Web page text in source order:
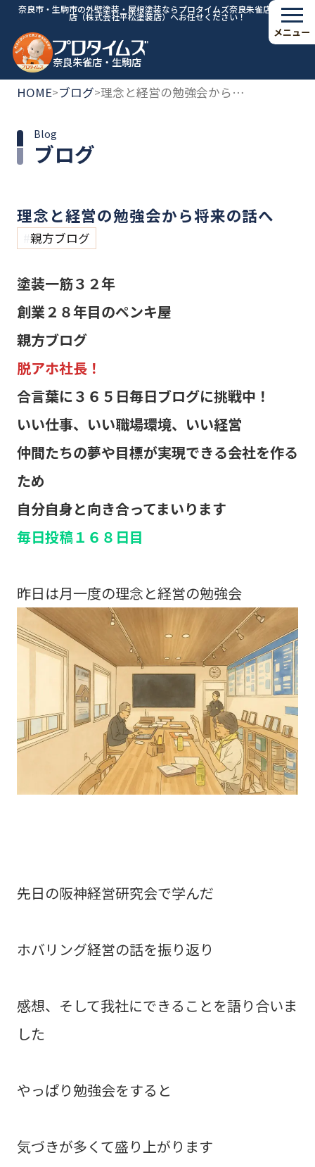
奈良市・生駒市の外壁塗装・屋根塗装ならプロタイムズ奈良朱雀店・生駒
店（株式会社平松塗装店）へお任せください！
奈良朱雀店・生駒店
メニュー
HOME>ブログ> 理念と経営の勉強会から将来の話へ
ブログ
Blog
理念と経営の勉強会から将来の話へ
親方ブログ
塗装一筋３２年
創業２８年目のペンキ屋
親方ブログ
脱アホ社長！
合言葉に３６５日毎日ブログに挑戦中！
いい仕事、いい職場環境、いい経営
仲間たちの夢や目標が実現できる会社を作る
ため
自分自身と向き合ってまいります
毎日投稿１６８日目
昨日は月一度の理念と経営の勉強会
先日の阪神経営研究会で学んだ
ホバリング経営の話を振り返り
感想、そして我社にできることを語り合いま
した
やっぱり勉強会をすると
気づきが多くて盛り上がります